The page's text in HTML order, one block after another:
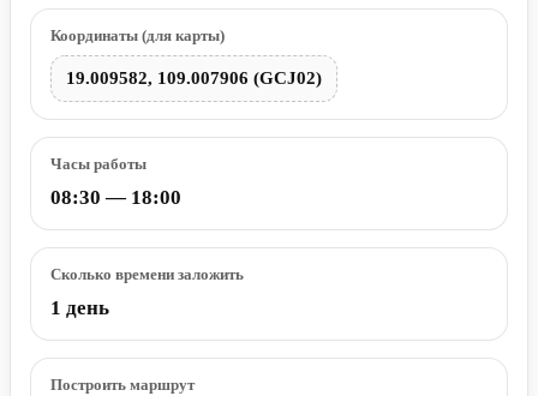
Координаты (для карты)
19.009582, 109.007906 (GCJ02)
Часы работы
08:30 — 18:00
Сколько времени заложить
1 день
Построить маршрут